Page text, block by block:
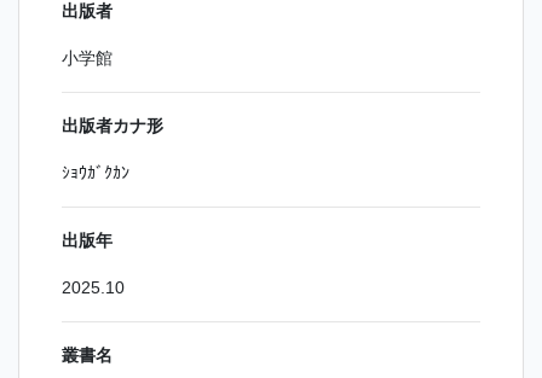
出版者
小学館
出版者カナ形
ｼｮｳｶﾞｸｶﾝ
出版年
2025.10
叢書名